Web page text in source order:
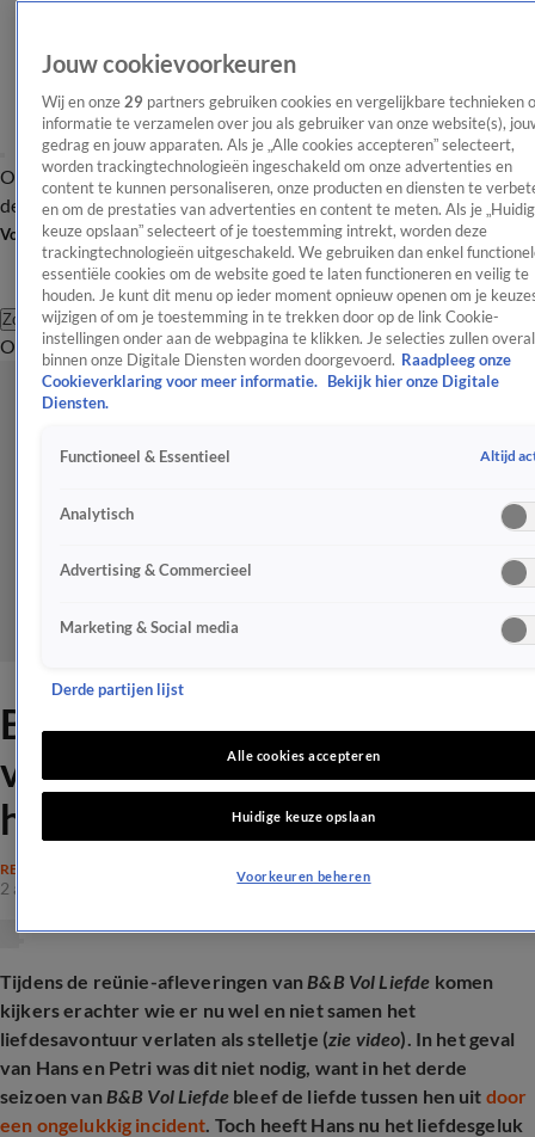
OverzichtAfleveringen Entertainment TV Algemeen
Tip
de redactieNieuwsbrief
Volg Shownieuws
Zoeken
OverzichtEntertainmentSpraakmakendRealityCrimeVideo's
B&B Vol Liefde-kandidaat
vindt zijn grote liefde 'om de
hoek'
REALITY
2 aug 2025, 11:57
Tijdens de reünie-afleveringen vanB&B Vol Liefde komen
kijkers erachter wie er nu wel en niet samen het
liefdesavontuur verlaten als stelletje (zie video). In het geval
van Hans en Petri was dit niet nodig, want in het derde
seizoen van B&B Vol Liefde bleef de liefde tussen hen uit door
een ongelukkig incident. Toch heeft Hans nu het liefdesgeluk
Jouw cookievoorkeuren
Wij en onze 29 partners gebruiken cookies en vergelijkbare technieken
informatie te verzamelen over jou als gebruiker van onze website(s),
gedrag en jouw apparaten. Als je „Alle cookies accepteren” selecteert,
worden trackingtechnologieën ingeschakeld om onze advertenties en
content te kunnen personaliseren, onze producten en diensten te
en om de prestaties van advertenties en content te meten. Als je
keuze opslaan” selecteert of je toestemming intrekt, worden deze
trackingtechnologieën uitgeschakeld. We gebruiken dan enkel
essentiële cookies om de website goed te laten functioneren en veilig te
houden. Je kunt dit menu op ieder moment opnieuw openen om je
wijzigen of om je toestemming in te trekken door op de link Cookie-
instellingen onder aan de webpagina te klikken. Je selecties zullen overal
binnen onze Digitale Diensten worden doorgevoerd. Raadpleeg onze
Cookieverklaring voor meer informatie.
Bekijk hier onze Digitale
Diensten.
Functioneel & Essentieel Altijd
Analytisch
Advertising & Commercieel
Marketing & Social media
Derde partijen lijst
Alle cookies accepteren
Huidige keuze opslaan
Voorkeuren beheren